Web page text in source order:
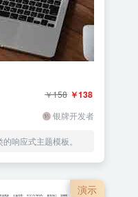
￥138
￥158
银牌开发者
响应式主题模板。
演示